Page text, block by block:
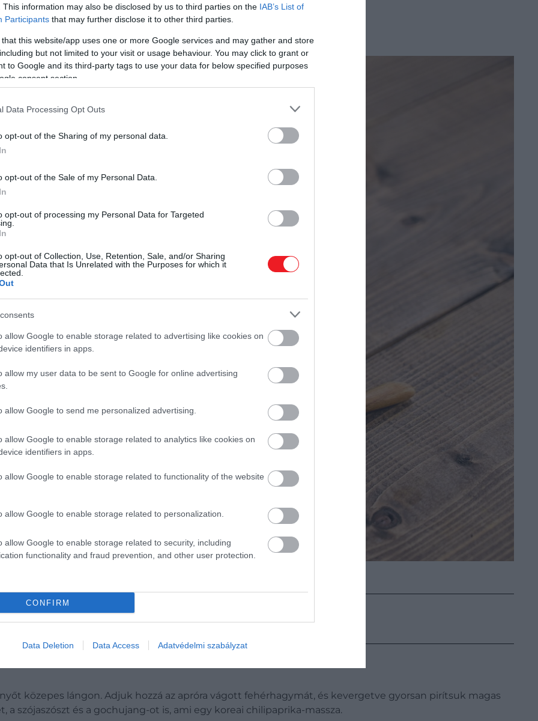
This information may also be disclosed by us to third parties on the IAB’s List of
Participants that may further disclose it to other third parties.
that this website/app uses one or more Google services and may gather and store
but not limited to your visit or usage behaviour. You may click to grant or
to Google and its third-party tags to use your data for below specified purposes
consent section.
Data Processing Opt Outs
opt-out of the Sharing of my personal data.
opt-out of the Sale of my Personal Data.
opt-out of processing my Personal Data for Targeted
opt-out of Collection, Use, Retention, Sale, and/or Sharing
Data that Is Unrelated with the Purposes for which it
allow Google to enable storage related to advertising like cookies on
identifiers in apps.
allow my user data to be sent to Google for online advertising
allow Google to send me personalized advertising.
allow Google to enable storage related to analytics like cookies on
identifiers in apps.
allow Google to enable storage related to functionality of the website
allow Google to enable storage related to personalization.
allow Google to enable storage related to security, including
functionality and fraud prevention, and other user protection.
CONFIRM
Data Deletion Data Access Adatvédelmi szabályzat
a tálaláshoz)
rizsleves recept
közepes lángon. Adjuk hozzá az apróra vágott fehérhagymát, és kevergetve gyorsan pirítsuk magas
szójaszószt és a gochujang-ot is, ami egy koreai chilipaprika-massza.